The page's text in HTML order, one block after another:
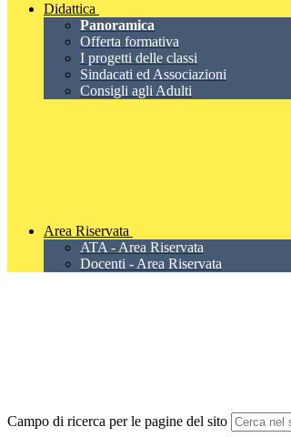
Didattica
Panoramica
Offerta formativa
I progetti delle classi
Sindacati ed Associazioni
Consigli agli Adulti
Area Riservata
ATA - Area Riservata
Docenti - Area Riservata
Campo di ricerca per le pagine del sito